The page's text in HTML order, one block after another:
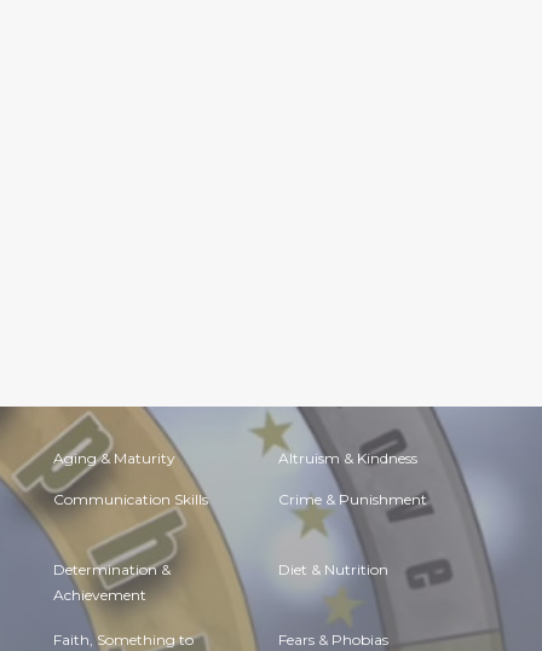
Aging & Maturity Altruism & Kindness
Communication Skills Crime & Punishment
Determination &
Achievement
Diet & Nutrition
Faith, Something to Fears & Phobias